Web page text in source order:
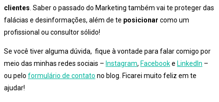
clientes . Saber o passado do Marketing também vai te proteger das
falácias e desinformações, além de te posicionar como um
profissional ou consultor sólido!
Se você tiver alguma dúvida, fique à vontade para falar comigo por
meio das minhas redes sociais – Instagram, Facebooke LinkedIn –
ou pelo formulário de contato no blog. Ficarei muito feliz em te
ajudar!